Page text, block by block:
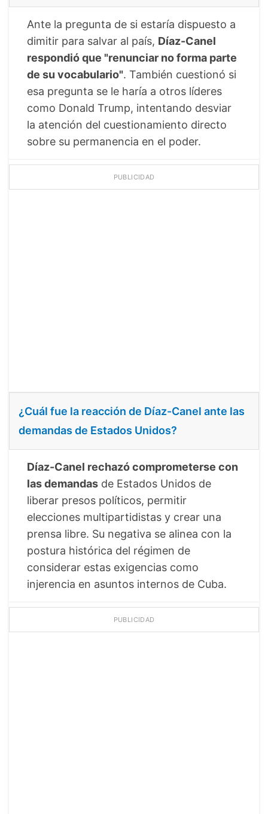
Ante la pregunta de si estaría dispuesto a
dimitir para salvar al país, Díaz-Canel
respondió que "renunciar no forma parte
de su vocabulario". También cuestionó si
esa pregunta se le haría a otros líderes
como Donald Trump, intentando desviar
la atención del cuestionamiento directo
sobre su permanencia en el poder.
PUBLICIDAD
¿Cuál fue la reacción de Díaz-Canel ante las
demandas de Estados Unidos?
Díaz-Canel rechazó comprometerse con
las demandas de Estados Unidos de
liberar presos políticos, permitir
elecciones multipartidistas y crear una
prensa libre. Su negativa se alinea con la
postura histórica del régimen de
considerar estas exigencias como
injerencia en asuntos internos de Cuba.
PUBLICIDAD